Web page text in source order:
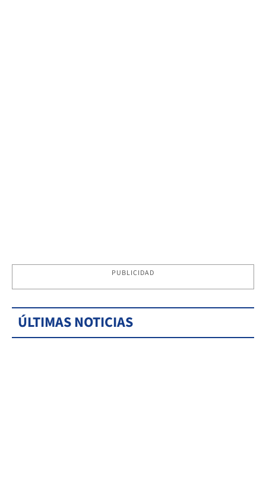
PUBLICIDAD
ÚLTIMAS NOTICIAS